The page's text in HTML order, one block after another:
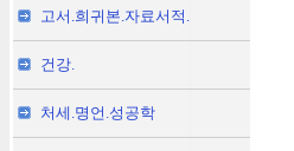
고서.희귀본.자료서적.
건강.
처세.명언.성공학